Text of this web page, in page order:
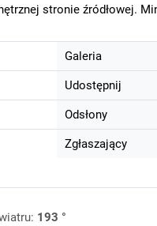
stronie źródłowej.
Galeria
Udostępnij
Odsłony
Zgłaszający
193 °